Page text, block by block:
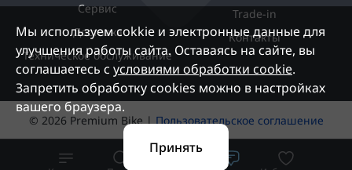
Сервис
Доставка
Техническое обслуживание
Trade-in
Контакты
© 2026 Premium Bike |Пользовательское соглашение
Мы используем cokkie и электронные данные для
улучшения работы сайта. Оставаясь на сайте, вы
соглашаетесь с условиями обработки cookie.
Запретить обработку cookies можно в настройках
вашего браузера.
Принять